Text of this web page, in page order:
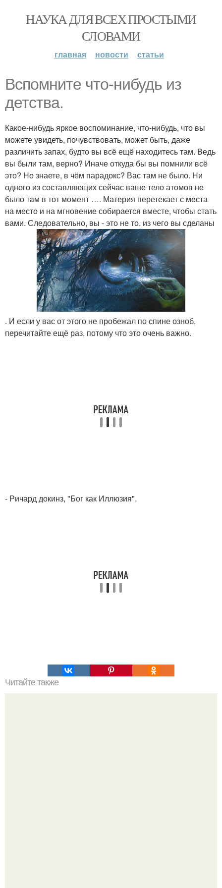
НАУКА ДЛЯ ВСЕХ ПРОСТЫМИ
СЛОВАМИ
главная новости статьи
Вспомните что-нибудь из
детства.
Какое-нибудь яркое воспоминание, что-нибудь, что вы
можете увидеть, почувствовать, может быть, даже
различить запах, будто вы всё ещё находитесь там. Ведь
вы были там, верно? Иначе откуда бы вы помнили всё
это? Но знаете, в чём парадокс? Вас там не было. Ни
одного из составляющих сейчас ваше тело атомов не
было там в тот момент …. Материя перетекает с места
на место и на мгновение собирается вместе, чтобы стать
вами. Следовательно, вы - это не то, из чего вы сделаны
. И если у вас от этого не пробежал по спине озноб,
перечитайте ещё раз, потому что это очень важно.
- Ричард докинз, "Бог как Иллюзия".
Читайте также